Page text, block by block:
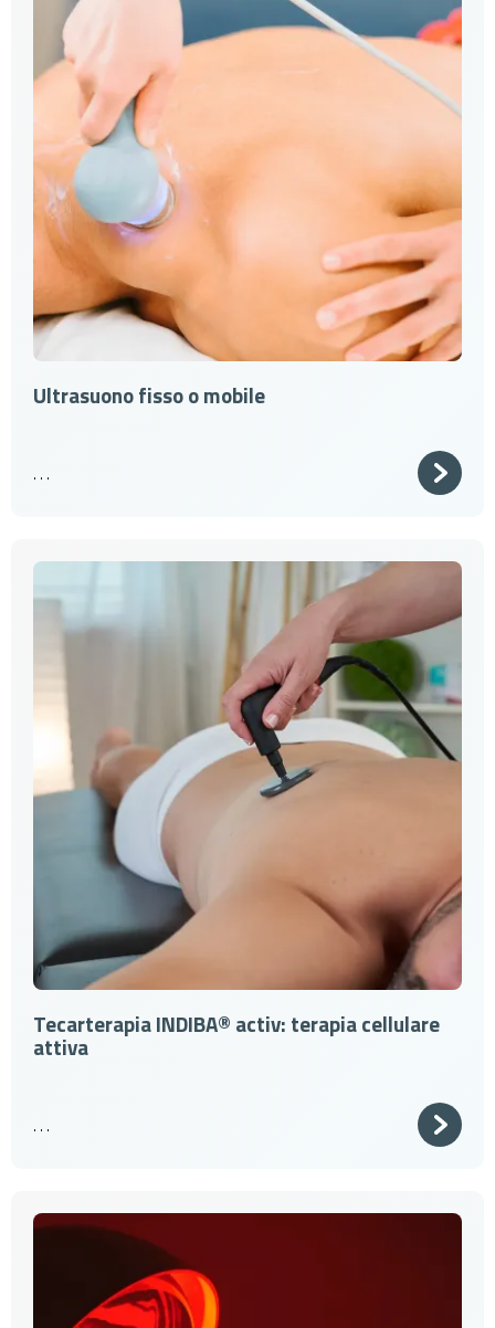
Ultrasuono fisso o mobile
. . .
Tecarterapia INDIBA® activ: terapia cellulare
attiva
. . .